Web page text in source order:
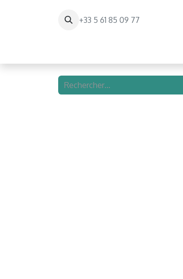
+33 5 61 85 09 77